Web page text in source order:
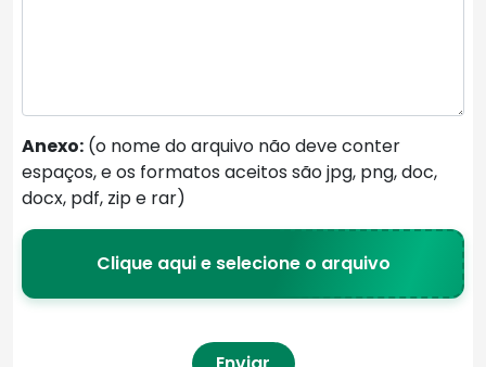
Anexo: (o nome do arquivo não deve conter
espaços, e os formatos aceitos são jpg, png, doc,
docx, pdf, zip e rar)
Clique aqui e selecione o arquivo